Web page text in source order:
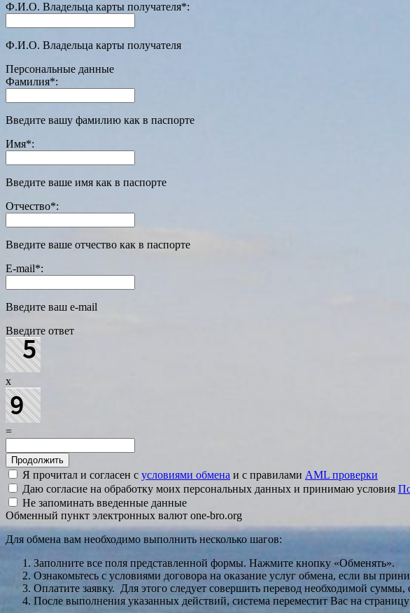
Ф.И.О. Владельца карты получателя*:
Ф.И.О. Владельца карты получателя
Персональные данные
Фамилия*:
Введите вашу фамилию как в паспорте
Имя*:
Введите ваше имя как в паспорте
Отчество*:
Введите ваше отчество как в паспорте
E-mail*:
Введите ваш e-mail
Введите ответ
x
=
Я прочитал и согласен с условиями обмена и с правилами AML проверки
Даю согласие на обработку моих персональных данных и принимаю условия
Не запоминать введенные данные
Обменный пункт электронных валют one-bro.org
Для обмена вам необходимо выполнить несколько шагов:
Заполните все поля представленной формы. Нажмите кнопку «Обменять».
Ознакомьтесь с условиями договора на оказание услуг обмена, если вы
Оплатите заявку. Для этого следует совершить перевод необходимой
После выполнения указанных действий, система переместит Вас на страницу